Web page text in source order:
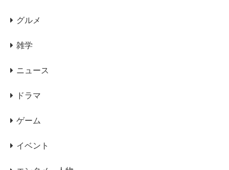
グルメ
雑学
ニュース
ドラマ
ゲーム
イベント